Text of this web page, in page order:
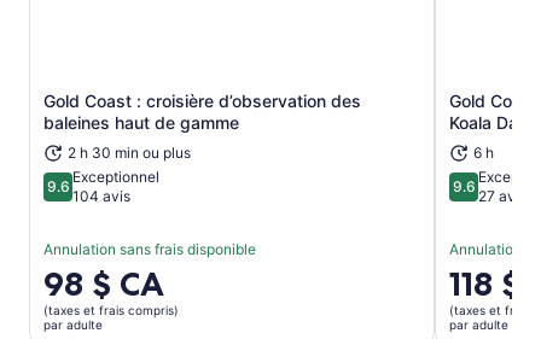
Gold Coast : croisière d’observation des
baleines haut de gamme
2 h 30 min ou plus
9.69.6 sur 10
Exceptionnel
104 avis
Annulation sans frais disponible
Le
prix
est
98 $ CA
(taxes et frais compris)
par adulte
S’ouvre dans un nouvel onglet
Gold
Koala Day
6 h
9.69.6 sur 10
27 avis
Annulation
Le
prix
est
118 $
(taxes et frais
par adulte